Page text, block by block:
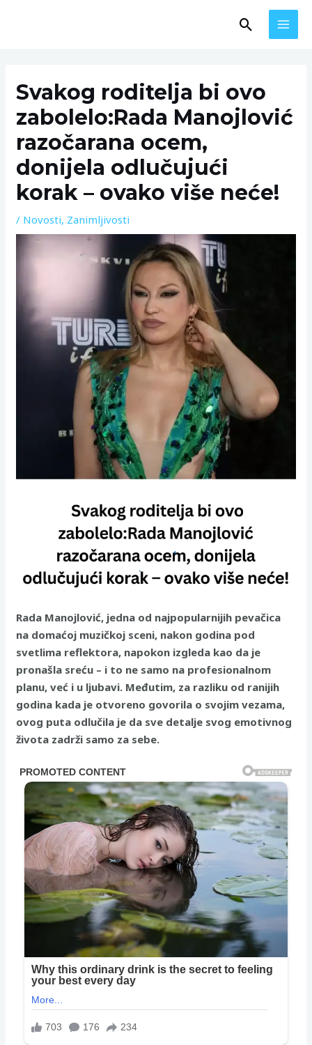
Search
Svakog roditelja bi ovo
zabolelo:Rada Manojlović
razočarana ocem,
donijela odlučujući
korak – ovako više neće!
/ Novosti, Zanimljivosti
Rada Manojlović, jedna od najpopularnijih pevačica
na domaćoj muzičkoj sceni, nakon godina pod
svetlima reflektora, napokon izgleda kao da je
pronašla sreću – i to ne samo na profesionalnom
planu, već i u ljubavi. Međutim, za razliku od ranijih
godina kada je otvoreno govorila o svojim vezama,
ovog puta odlučila je da sve detalje svog emotivnog
života zadrži samo za sebe.